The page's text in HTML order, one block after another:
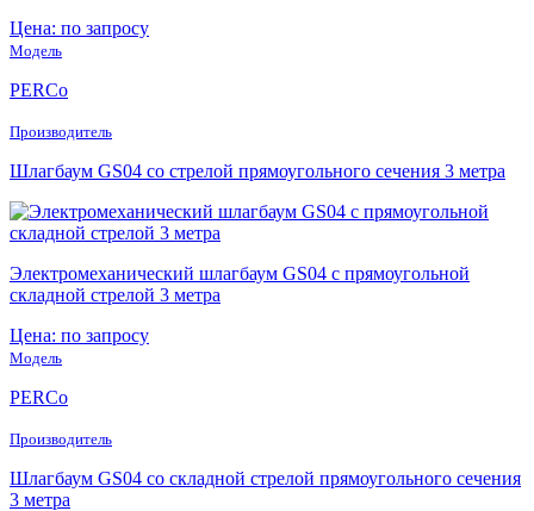
Цена: по запросу
Модель
PERCo
Производитель
Шлагбаум GS04 со стрелой прямоугольного сечения 3 метра
Электромеханический шлагбаум GS04 с прямоугольной
складной стрелой 3 метра
Цена: по запросу
Модель
PERCo
Производитель
Шлагбаум GS04 со складной стрелой прямоугольного сечения
3 метра